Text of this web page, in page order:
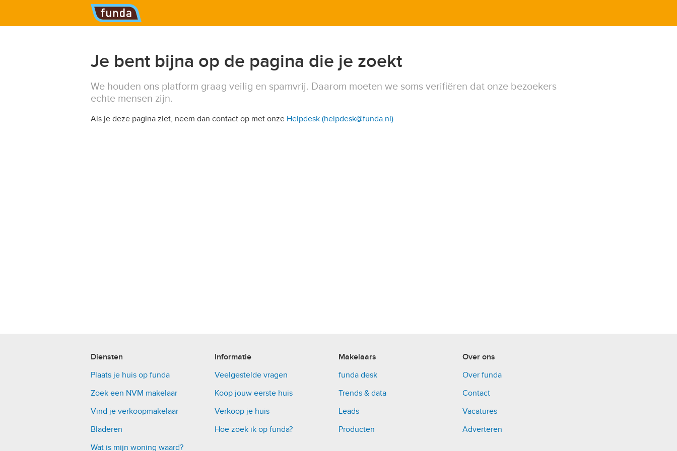
Hoofdmenu
Je bent bijna op de pagina die je zoekt
We houden ons platform graag veilig en spamvrij. Daarom moeten we soms verifiëren dat onze bezoekers
echte mensen zijn.
Als je deze pagina ziet, neem dan contact op met onze Helpdesk (helpdesk@funda.nl)
Diensten
Plaats je huis op funda
Zoek een NVM makelaar
Vind je verkoopmakelaar
Bladeren
Wat is mijn woning waard?
Informatie
Veelgestelde vragen
Koop jouw eerste huis
Verkoop je huis
Hoe zoek ik op funda?
Makelaars
funda desk
Trends & data
Leads
Producten
Over ons
Over funda
Contact
Vacatures
Adverteren